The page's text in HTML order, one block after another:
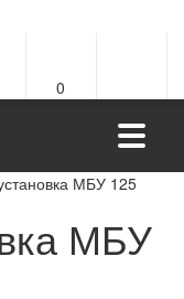
0
МБУ 125
МБУ